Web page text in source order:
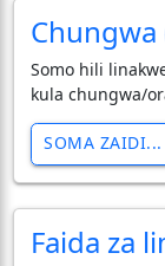
Somo hili
kula chungwa/
SOMA ZAIDI...
Faida za